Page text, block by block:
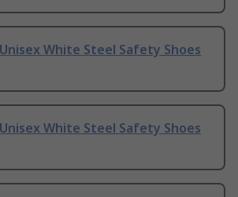
White Steel Safety Shoes
White Steel Safety Shoes